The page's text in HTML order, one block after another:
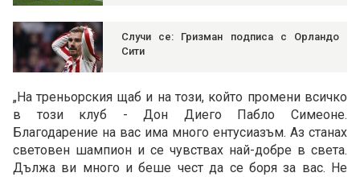
Случи се: Гризман подписа с Орландо
Сити
„На треньорския щаб и на този, който промени всичко
в този клуб - Дон Диего Пабло Симеоне.
Благодарение на вас има много ентусиазъм. Аз станах
световен шампион и се чувствах най-добре в света.
Дължа ви много и беше чест да се боря за вас. Не